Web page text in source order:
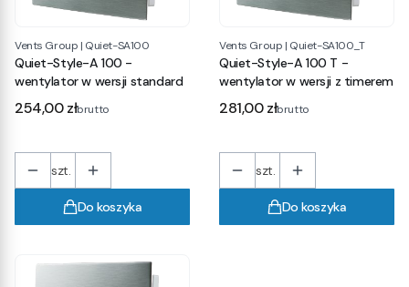
Vents Group | Quiet-SA100
Quiet-Style-A 100 -
wentylator w wersji standard
Cena
254,00 złbrutto
szt.
Do koszyka
Vents Group | Quiet-SA100_T
Quiet-Style-A 100 T -
wentylator w wersji z timerem
Cena
281,00 złbrutto
szt.
Do koszyka